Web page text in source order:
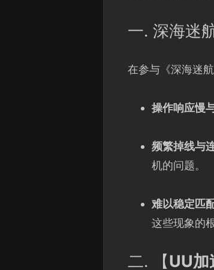
一. 深海迷
在参与《深海迷
操作响应慢
频繁掉线与
机的问题。
难以稳定匹
这些现象的
二. 【UU加